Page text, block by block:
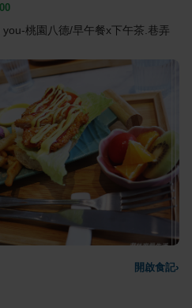
桃園八德/早午餐x下午茶.巷弄
開啟食記›